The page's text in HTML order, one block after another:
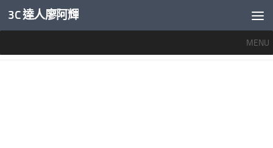
內文下方
3C 達人廖阿輝
MENU